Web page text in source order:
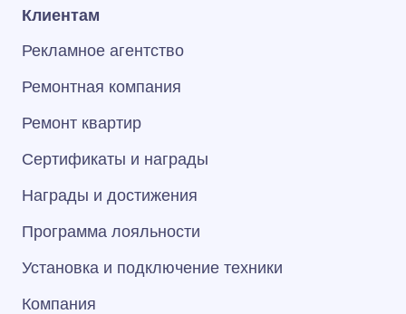
Клиентам
Рекламное агентство
Ремонтная компания
Ремонт квартир
Сертификаты и награды
Награды и достижения
Программа лояльности
Установка и подключение техники
Компания